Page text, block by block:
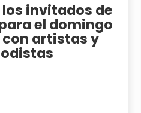
invitados de
el domingo
con artistas y